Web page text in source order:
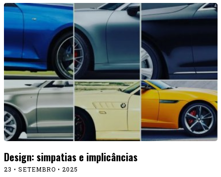
Design: simpatias e implicâncias
23 • SETEMBRO • 2025